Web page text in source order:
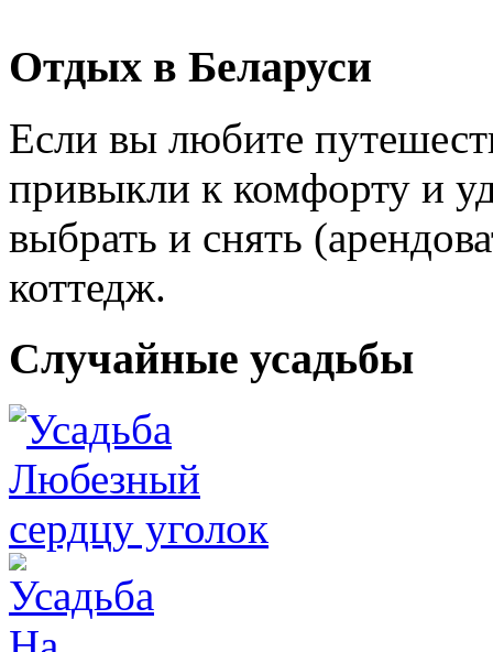
Отдых в Беларуси
Если вы любите
привыкли к комфорту и
выбрать и снять
коттедж.
Случайные усадьбы